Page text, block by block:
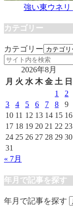
強い東ウネリ
カテゴリー
カテゴリー
2026年8月
月 火 水 木 金 土 日
1
2
3
4 5 6 7 8
9
10 11 12 13 14 15 16
17 18 19 20 21 22 23
24 25 26 27 28 29 30
31
« 7月
年月で記事を探す
年月で記事を探す